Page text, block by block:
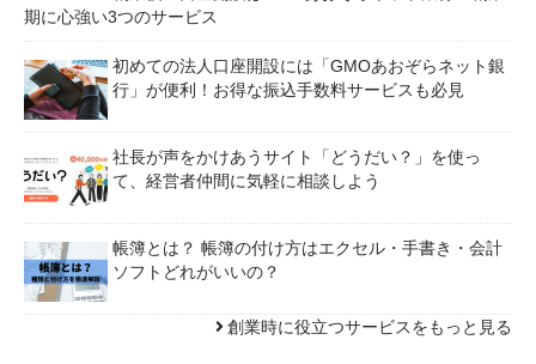
期に心強い3つのサービス
初めての法人口座開設には「GMOあおぞらネット銀
行」が便利！お得な振込手数料サービスも必見
社長が声をかけあうサイト「どうだい？」を使っ
て、経営者仲間に気軽に相談しよう
帳簿とは？ 帳簿の付け方はエクセル・手書き・会計
ソフトどれがいいの？
創業時に役立つサービスをもっと見る